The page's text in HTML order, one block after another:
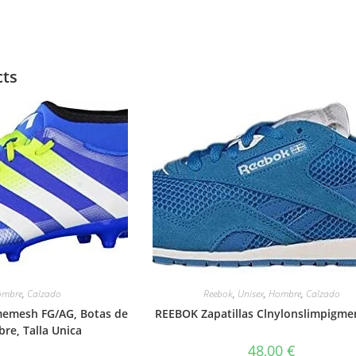
, Calzado
FG/AG, Botas de
Talla Unica
Reebok, Unisex,Hombre, Calzado
REEBOK Zapatillas
48,00€